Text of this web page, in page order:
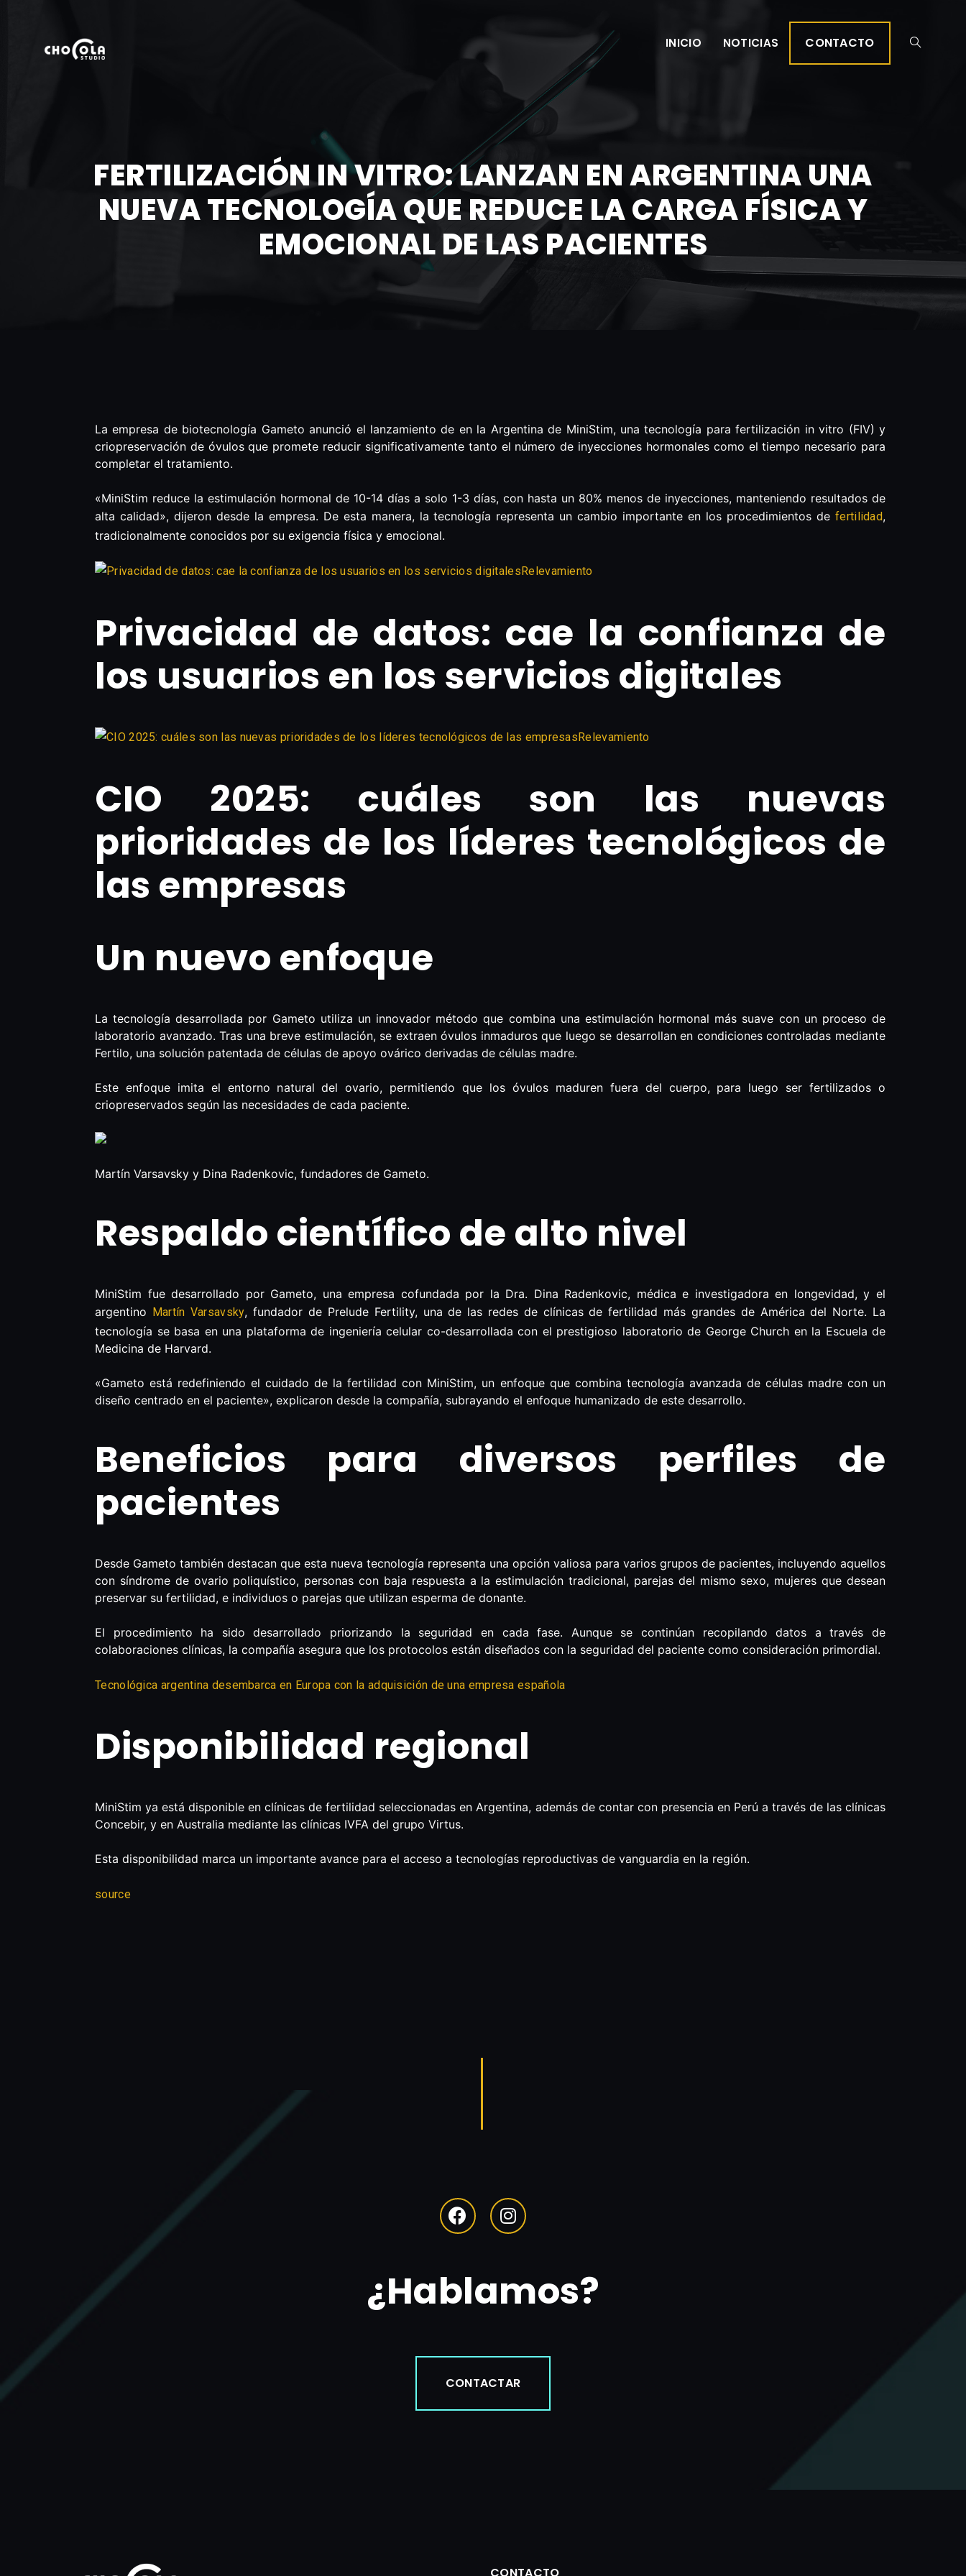
INICIO NOTICIAS CONTACTO
FERTILIZACIÓN IN VITRO: LANZAN EN ARGENTINA UNA
NUEVA TECNOLOGÍA QUE REDUCE LA CARGA FÍSICA Y
EMOCIONAL DE LAS PACIENTES
La empresa de biotecnología Gameto anunció el lanzamiento de en la Argentina de MiniStim, una tecnología para fertilización in vitro (FIV) y
criopreservación de óvulos que promete reducir significativamente tanto el número de inyecciones hormonales como el tiempo necesario para
completar el tratamiento.
«MiniStim reduce la estimulación hormonal de 10-14 días a solo 1-3 días, con hasta un 80% menos de inyecciones, manteniendo resultados de
alta calidad», dijeron desde la empresa. De esta manera, la tecnología representa un cambio importante en los procedimientos de fertilidad,
tradicionalmente conocidos por su exigencia física y emocional.
Relevamiento
Privacidad de datos: cae la confianza de
los usuarios en los servicios digitales
Relevamiento
CIO 2025: cuáles son las nuevas
prioridades de los líderes tecnológicos de
las empresas
Un nuevo enfoque
La tecnología desarrollada por Gameto utiliza un innovador método que combina una estimulación hormonal más suave con un proceso de
laboratorio avanzado. Tras una breve estimulación, se extraen óvulos inmaduros que luego se desarrollan en condiciones controladas mediante
Fertilo, una solución patentada de células de apoyo ovárico derivadas de células madre.
Este enfoque imita el entorno natural del ovario, permitiendo que los óvulos maduren fuera del cuerpo, para luego ser fertilizados o
criopreservados según las necesidades de cada paciente.
Martín Varsavsky y Dina Radenkovic, fundadores de Gameto.
Respaldo científico de alto nivel
MiniStim fue desarrollado por Gameto, una empresa cofundada por la Dra. Dina Radenkovic, médica e investigadora en longevidad, y el
argentino Martín Varsavsky, fundador de Prelude Fertility, una de las redes de clínicas de fertilidad más grandes de América del Norte. La
tecnología se basa en una plataforma de ingeniería celular co-desarrollada con el prestigioso laboratorio de George Church en la Escuela de
Medicina de Harvard.
«Gameto está redefiniendo el cuidado de la fertilidad con MiniStim, un enfoque que combina tecnología avanzada de células madre con un
diseño centrado en el paciente», explicaron desde la compañía, subrayando el enfoque humanizado de este desarrollo.
Beneficios para diversos perfiles de
pacientes
Desde Gameto también destacan que esta nueva tecnología representa una opción valiosa para varios grupos de pacientes, incluyendo aquellos
con síndrome de ovario poliquístico, personas con baja respuesta a la estimulación tradicional, parejas del mismo sexo, mujeres que desean
preservar su fertilidad, e individuos o parejas que utilizan esperma de donante.
El procedimiento ha sido desarrollado priorizando la seguridad en cada fase. Aunque se continúan recopilando datos a través de
colaboraciones clínicas, la compañía asegura que los protocolos están diseñados con la seguridad del paciente como consideración primordial.
Tecnológica argentina desembarca en Europa con la adquisición de una empresa española
Disponibilidad regional
MiniStim ya está disponible en clínicas de fertilidad seleccionadas en Argentina, además de contar con presencia en Perú a través de las clínicas
Concebir, y en Australia mediante las clínicas IVFA del grupo Virtus.
Esta disponibilidad marca un importante avance para el acceso a tecnologías reproductivas de vanguardia en la región.
source
¿Hablamos?
CONTACTAR
CONTACTO